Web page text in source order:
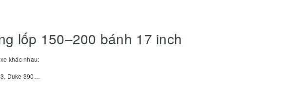
lốp 150–200 bánh 17 inch
khác nhau:
Duke 390…